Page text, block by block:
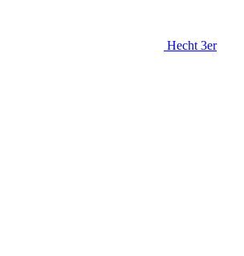
Hecht 3er